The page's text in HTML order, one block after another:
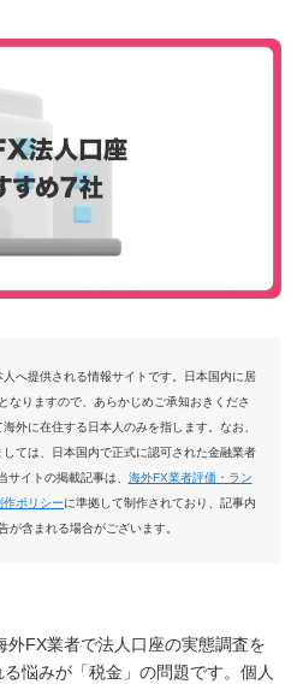
へ提供される情報サイトです。日本国内に居
なりますので、あらかじめご承知おきくださ
外に在住する日本人のみを指します。なお、
ては、日本国内で正式に認可された金融業者
イトの掲載記事は、 海外FX業者評価・ラン
作ポリシーに準拠して制作されており、記事内
が含まれる場合がございます。
外FX業者で法人口座の実態調査を
悩みが「税金」の問題です。個人